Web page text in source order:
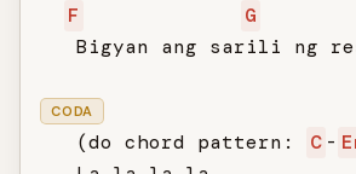
F
G
Bigyan ang sarili ng
CODA
   (do chord pattern:
C -